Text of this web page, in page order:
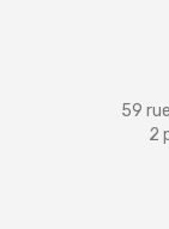
59
2